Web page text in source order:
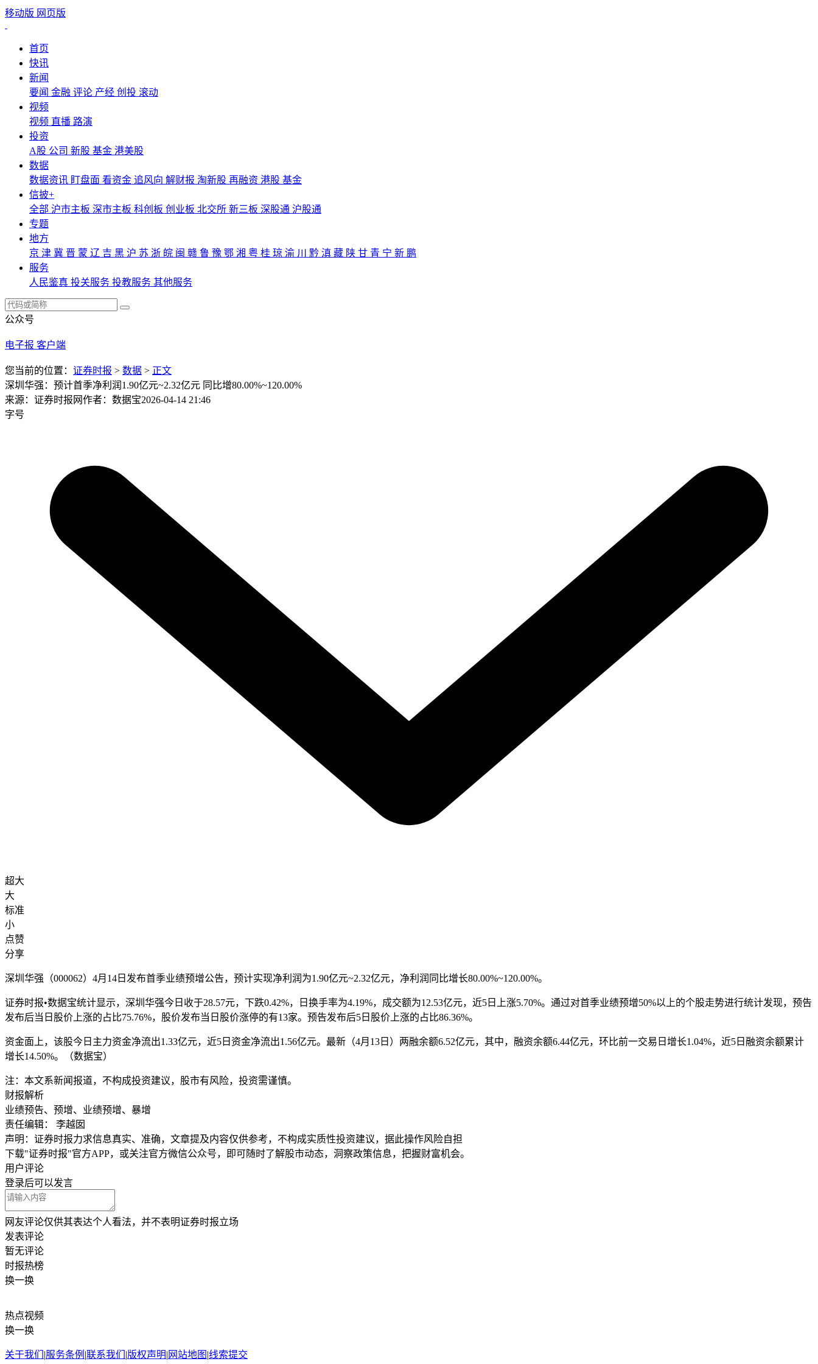
移动版 网页版
首页
快讯
新闻
要闻 金融 评论 产经 创投 滚动
视频
视频 直播 路演
投资
A股 公司 新股 基金 港美股
数据
数据资讯 盯盘面 看资金 追风向 解财报 淘新股 再融资 港股 基金
信披+
全部 沪市主板 深市主板 科创板 创业板 北交所 新三板 深股通 沪股通
专题
地方
京 津 冀 晋 蒙 辽 吉 黑 沪 苏 浙 皖 闽 赣 鲁 豫 鄂 湘 粤 桂 琼 渝 川 黔 滇 藏 陕 甘 青 宁 新 鹏
服务
人民鉴真 投关服务 投教服务 其他服务
公众号
电子报 客户端
您当前的位置： 证券时报 > 数据 > 正文
深圳华强：预计首季净利润1.90亿元~2.32亿元 同比增80.00%~120.00%
来源：证券时报网作者：数据宝2026-04-14 21:46
字号
超大
大
标准
小
点赞
分享
深圳华强（000062）4月14日发布首季业绩预增公告，预计实现净利润为1.90亿元~2.32亿元，净利润同比增长80.00%~120.00%。
证券时报•数据宝统计显示，深圳华强今日收于28.57元，下跌0.42%，日换手率为4.19%，成交额为12.53亿元，近5日上涨5.70%。通过对首季业绩预增50%以上的个股走势进行统计发现，预告
发布后当日股价上涨的占比75.76%，股价发布当日股价涨停的有13家。预告发布后5日股价上涨的占比86.36%。
资金面上，该股今日主力资金净流出1.33亿元，近5日资金净流出1.56亿元。最新（4月13日）两融余额6.52亿元，其中，融资余额6.44亿元，环比前一交易日增长1.04%，近5日融资余额累计
增长14.50%。（数据宝）
注：本文系新闻报道，不构成投资建议，股市有风险，投资需谨慎。
财报解析
业绩预告、预增、业绩预增、暴增
责任编辑： 李越囡
声明：证券时报力求信息真实、准确，文章提及内容仅供参考，不构成实质性投资建议，据此操作风险自担
下载"证券时报"官方APP，或关注官方微信公众号，即可随时了解股市动态，洞察政策信息，把握财富机会。
用户评论
登录后可以发言
网友评论仅供其表达个人看法，并不表明证券时报立场
发表评论
暂无评论
时报热榜
换一换
热点视频
换一换
关于我们 |服务条例 |联系我们 |版权声明| 网站地图 |线索提交